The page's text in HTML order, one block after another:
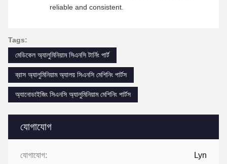
যোগাযোগ
যোগাযোগ: Lyn
reliable and consistent.
Tags:
মেডিকেল অ্যালুমিনিয়াম সিএনসি টার্নিং পার্ট
ব্রাস অ্যালুমিনিয়াম অ্যালয় সিএনসি মেশিনিং পার্টস
অ্যানোডাইজিং সিএনসি অ্যালুমিনিয়াম মেশিনিং পার্টস